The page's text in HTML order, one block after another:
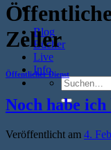
Blog
Bücher
Live
Info
Suche
nach:
Zeller
Öffentlicher Dienst
Noch habe
Veröffentlicht am 4.